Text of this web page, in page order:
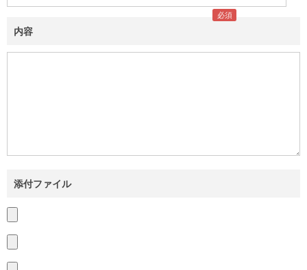
内容
添付ファイル